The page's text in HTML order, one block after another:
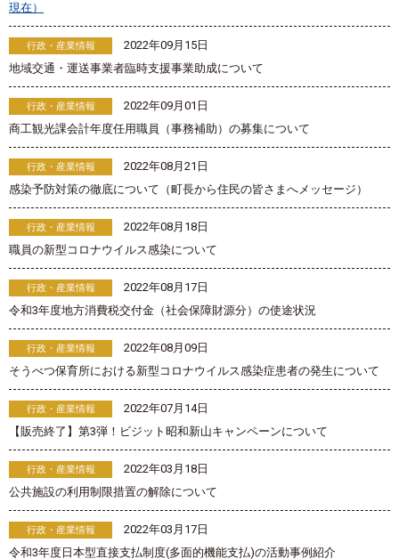
現在）
行政・産業情報
2022年09月15日
地域交通・運送事業者臨時支援事業助成について
行政・産業情報
2022年09月01日
商工観光課会計年度任用職員（事務補助）の募集について
行政・産業情報
2022年08月21日
感染予防対策の徹底について（町長から住民の皆さまへメッセージ）
行政・産業情報
2022年08月18日
職員の新型コロナウイルス感染について
行政・産業情報
2022年08月17日
令和3年度地方消費税交付金（社会保障財源分）の使途状況
行政・産業情報
2022年08月09日
そうべつ保育所における新型コロナウイルス感染症患者の発生について
行政・産業情報
2022年07月14日
【販売終了】第3弾！ビジット昭和新山キャンペーンについて
行政・産業情報
2022年03月18日
公共施設の利用制限措置の解除について
行政・産業情報
2022年03月17日
令和3年度日本型直接支払制度(多面的機能支払)の活動事例紹介